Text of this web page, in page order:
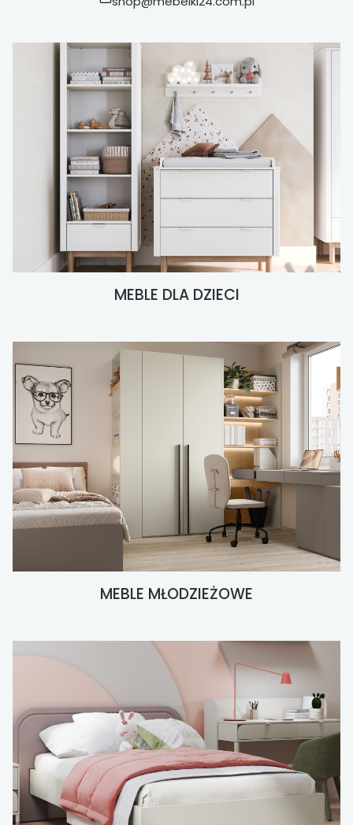
MEBLE DLA DZIECI
MEBLE MŁODZIEŻOWE